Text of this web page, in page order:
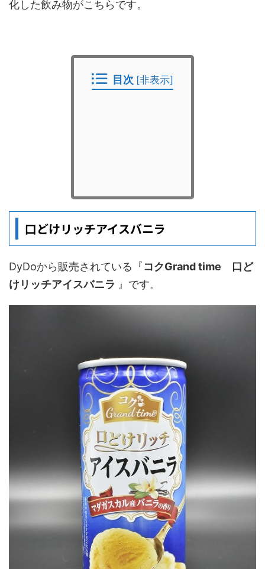
化した飲み物がこちらです。
目次 [非表示]
口どけリッチアイスバニラ
DyDoから販売されている『コクGrand time
口ど
けリッチアイスバニラ 』です。